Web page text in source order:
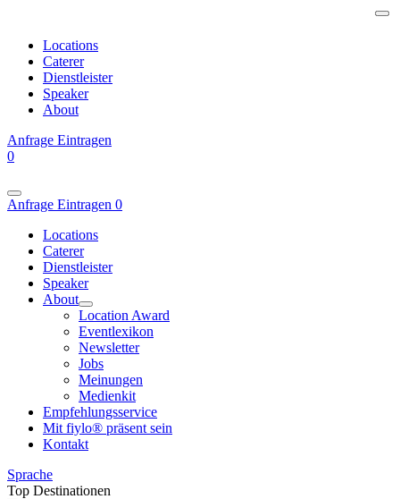
Locations
Caterer
Dienstleister
Speaker
About
Anfrage Eintragen
0
Anfrage Eintragen 0
Locations
Caterer
Dienstleister
Speaker
About
Location Award
Eventlexikon
Newsletter
Jobs
Meinungen
Medienkit
Empfehlungsservice
Mit fiylo® präsent sein
Kontakt
Sprache
Top Destinationen